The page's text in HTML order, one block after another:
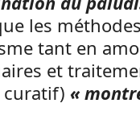
les méthodes
tant en
et
«